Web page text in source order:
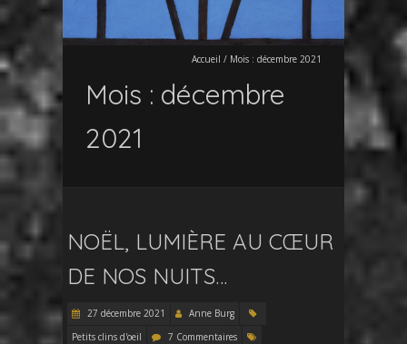
Accueil / Mois : décembre 2021
Mois : décembre
2021
NOËL, LUMIÈRE AU CŒUR
DE NOS NUITS…
27 décembre 2021
Anne Burg
Petits clins d'oeil
7 Commentaires